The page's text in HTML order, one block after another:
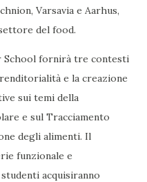
Varsavia e Aarhus,
del food.
School fornirà tre contesti
e la creazione
sui temi della
e sul Tracciamento
degli alimenti. Il
funzionale e
acquisiranno